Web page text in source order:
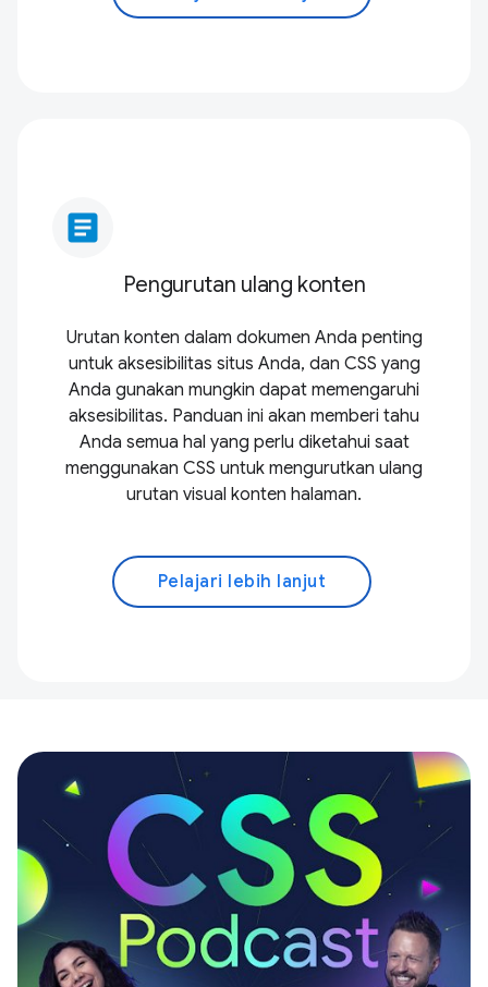
article
Pengurutan ulang konten
Urutan konten dalam dokumen Anda penting
untuk aksesibilitas situs Anda, dan CSS yang
Anda gunakan mungkin dapat memengaruhi
aksesibilitas. Panduan ini akan memberi tahu
Anda semua hal yang perlu diketahui saat
menggunakan CSS untuk mengurutkan ulang
urutan visual konten halaman.
Pelajari lebih lanjut